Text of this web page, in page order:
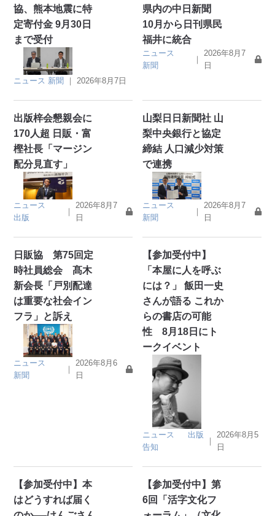
協、熊本地震に特
定寄付金 9月30日
まで受付
ニュース 新聞 ｜2026年8月7日
県内の中日新聞
10月から日刊県民
福井に統合
ニュース
新聞
｜
2026年8月7
日
出版梓会懇親会に
170人超 日販・富
樫社長「マージン
配分見直す」
ニュース
出版
｜
2026年8月7
日
山梨日日新聞社 山
梨中央銀行と協定
締結 人口減少対策
で連携
ニュース
新聞
｜
2026年8月7
日
日販協 第75回定
時社員総会 髙木
新会長「戸別配達
は重要な社会イン
フラ」と訴え
ニュース
新聞
｜
2026年8月6
日
【参加受付中】
「本屋に人を呼ぶ
には？」 飯田一史
さんが語る これか
らの書店の可能
性 8月18日にト
ークイベント
ニュース
出版
告知
｜
2026年8月5
日
【参加受付中】本
はどうすれば届く
【参加受付中】第
6回「活字文化フ